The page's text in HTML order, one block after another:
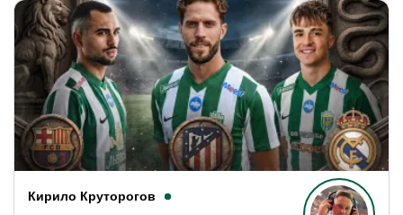
Кирило Круторогов